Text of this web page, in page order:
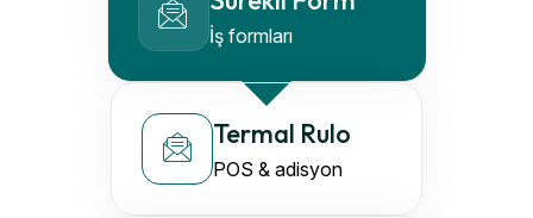
İş formları
Termal Rulo
POS & adisyon